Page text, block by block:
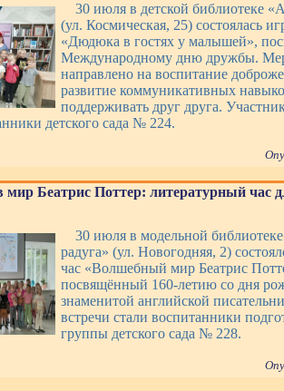
30 июля в детской библиотеке
(ул. Космическая, 25) состоялась
«Дюдюка в гостях у малышей»,
Международному дню дружбы.
направлено на воспитание
развитие коммуникативных
поддерживать друг друга.
детского сада № 224.
мир Беатрис Поттер: литературный час
30 июля в модельной
радуга» (ул. Новогодняя, 2)
час «Волшебный мир Беатрис
посвящённый 160-летию со дня
знаменитой английской
встречи стали воспитанники
группы детского сада № 228.